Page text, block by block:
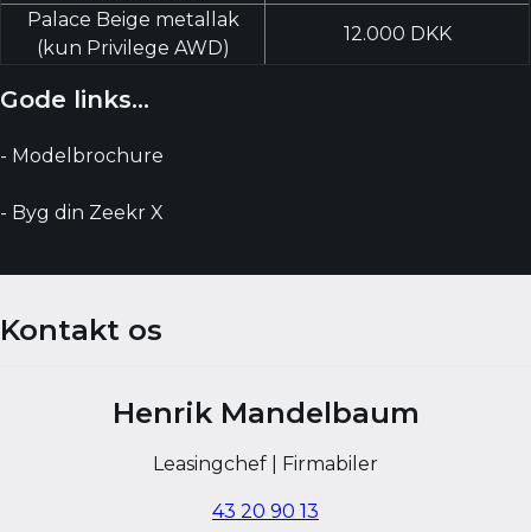
Palace Beige metallak
(kun Privilege AWD)
12.000 DKK
Gode links...
- Modelbrochure
- Byg din Zeekr X
Kontakt os
Henrik Mandelbaum
Leasingchef | Firmabiler
43 20 90 13